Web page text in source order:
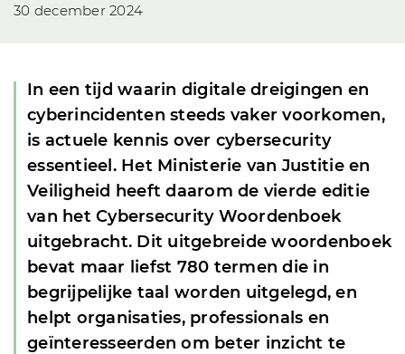
30 december 2024
In een tijd waarin digitale dreigingen en
cyberincidenten steeds vaker voorkomen,
is actuele kennis over cybersecurity
essentieel. Het Ministerie van Justitie en
Veiligheid heeft daarom de vierde editie
van het Cybersecurity Woordenboek
uitgebracht. Dit uitgebreide woordenboek
bevat maar liefst 780 termen die in
begrijpelijke taal worden uitgelegd, en
helpt organisaties, professionals en
geïnteresseerden om beter inzicht te